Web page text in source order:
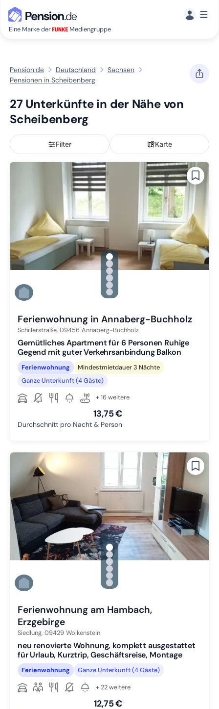
Eine Marke der Mediengruppe
☰
Pension.de Deutschland
Sachsen
Pensionen in Scheibenberg
27 Unterkünfte in der Nähe von
Scheibenberg
Filter Karte
gallery.slide_selector
Zu Slide 1 wechseln
Zu Slide 2 wechseln
Zu Slide 3 wechseln
Zu Slide 4 wechseln
Zu Slide 5 wechseln
Zu Slide 6 wechseln
Ferienwohnung in Annaberg-Buchholz
Schillerstraße, 09456 Annaberg-Buchholz
Gemütliches Apartment für 6 Personen Ruhige
Gegend mit guter Verkehrsanbindung Balkon
Ferienwohnung
Mindestmietdauer 3 Nächte
Ganze Unterkunft (4 Gäste)
+ 16 weitere
13,75 €
Durchschnitt pro Nacht & Person
gallery.slide_selector
Zu Slide 1 wechseln
Zu Slide 2 wechseln
Zu Slide 3 wechseln
Zu Slide 4 wechseln
Zu Slide 5 wechseln
Zu Slide 6 wechseln
Ferienwohnung am Hambach,
Erzgebirge
Siedlung, 09429 Wolkenstein
neu renovierte Wohnung, komplett ausgestattet
für Urlaub, Kurztrip, Geschäftsreise, Montage
Ferienwohnung Ganze Unterkunft (4 Gäste)
+ 22 weitere
12,75 €